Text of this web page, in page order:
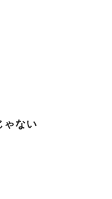
ゃない